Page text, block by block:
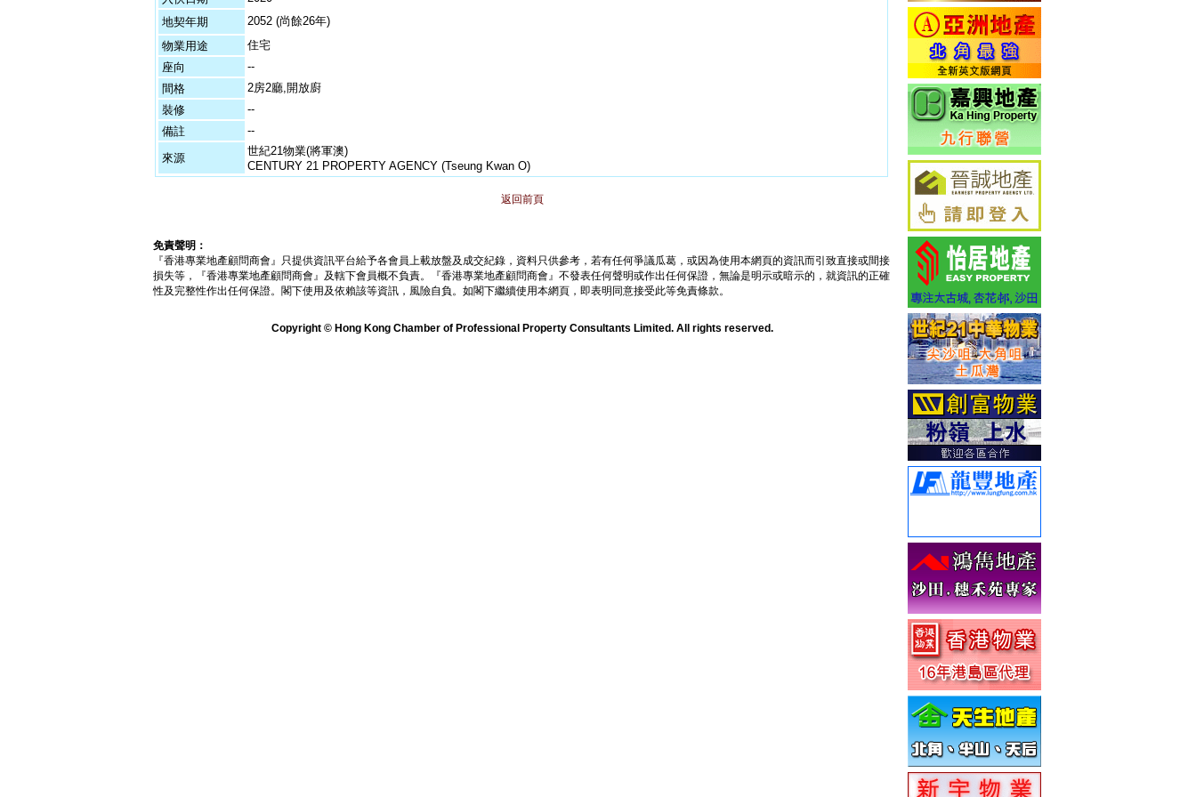
地契年期
2052 (尚餘26年)
物業用途
住宅
座向
--
間格
2房2廳,開放廚
裝修
--
備註
--
來源
世紀21物業(將軍澳)
CENTURY 21 PROPERTY AGENCY (Tseung Kwan O)
返回前頁
免責聲明：
『香港專業地產顧問商會』只提供資訊平台給予各會員上載放盤及成交紀錄，資料只供參考，若有任何爭議瓜葛，或因為使用本網頁的資訊而引致直接或間接
損失等，『香港專業地產顧問商會』及轄下會員概不負責。『香港專業地產顧問商會』不發表任何聲明或作出任何保證，無論是明示或暗示的，就資訊的正確
性及完整性作出任何保證。閣下使用及依賴該等資訊，風險自負。如閣下繼續使用本網頁，即表明同意接受此等免責條款。
Copyright © Hong Kong Chamber of Professional Property Consultants Limited. All rights reserved.